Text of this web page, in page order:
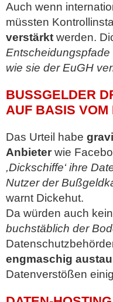
Auch wenn
müssten
verstärkt werden.
wie sie der EuGH
BUSSGELDER
UF BASIS VOM
Das Urteil habe
Anbieter wie
,Dickschiffe‘ ihre
Nutzer der
warnt Dickehut.
Da würden auch
buchstäblich der
engmaschig
Datenverstößen